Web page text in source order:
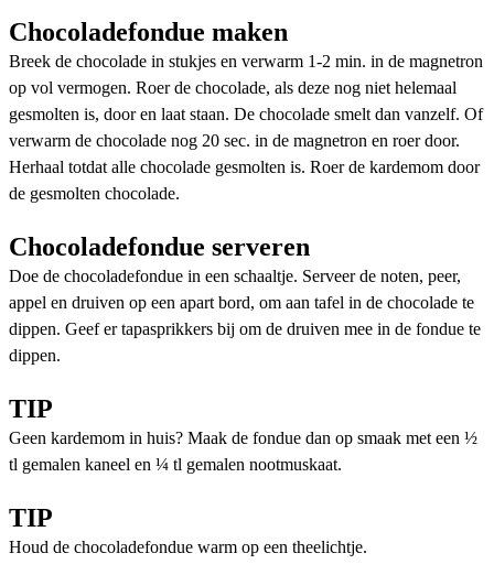
Chocoladefondue maken
Breek de chocolade in stukjes en verwarm 1-2 min. in de magnetron
op vol vermogen. Roer de chocolade, als deze nog niet helemaal
gesmolten is, door en laat staan. De chocolade smelt dan vanzelf. Of
verwarm de chocolade nog 20 sec. in de magnetron en roer door.
Herhaal totdat alle chocolade gesmolten is. Roer de kardemom door
de gesmolten chocolade.
Chocoladefondue serveren
Doe de chocoladefondue in een schaaltje. Serveer de noten, peer,
appel en druiven op een apart bord, om aan tafel in de chocolade te
dippen. Geef er tapasprikkers bij om de druiven mee in de fondue te
dippen.
TIP
Geen kardemom in huis? Maak de fondue dan op smaak met een ½
tl gemalen kaneel en ¼ tl gemalen nootmuskaat.
TIP
Houd de chocoladefondue warm op een theelichtje.